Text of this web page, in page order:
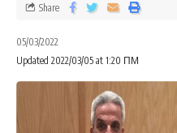
05/03/2022
Updated 2022/03/05 at 1:20 ΠΜ
Share